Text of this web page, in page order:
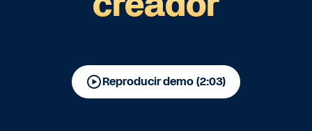
Reproducir demo (2:03)